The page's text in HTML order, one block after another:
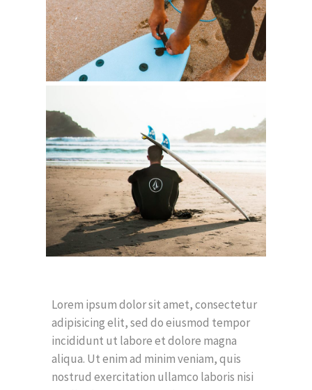
Lorem ipsum dolor sit amet, consectetur
adipisicing elit, sed do eiusmod tempor
incididunt ut labore et dolore magna
aliqua. Ut enim ad minim veniam, quis
nostrud exercitation ullamco laboris nisi